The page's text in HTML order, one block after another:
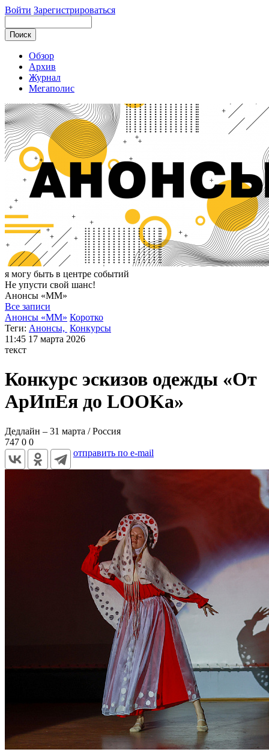
Войти Зарегистрироваться
Обзор
Архив
Журнал
Мегаполис
я могу быть в центре событий
Не упусти свой шанс!
Анонсы «ММ»
Все записи
Анонсы «ММ» Коротко
Теги: Анонсы, Конкурсы
11:45 17 марта 2026
текст
Конкурс эскизов одежды «От
АрИпЕя до LOOKа»
Дедлайн – 31 марта / Россия
747 0 0
отправить по e-mail